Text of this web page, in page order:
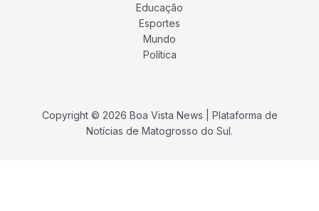
Educação
Esportes
Mundo
Política
Copyright © 2026 Boa Vista News | Plataforma de
Notícias de Matogrosso do Sul.